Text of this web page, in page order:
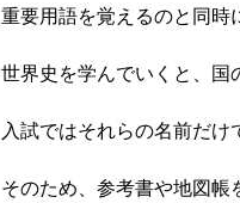
重要用語を覚えるのと同時
世界史を学んでいくと、国
入試ではそれらの名前だけ
そのため、参考書や地図帳